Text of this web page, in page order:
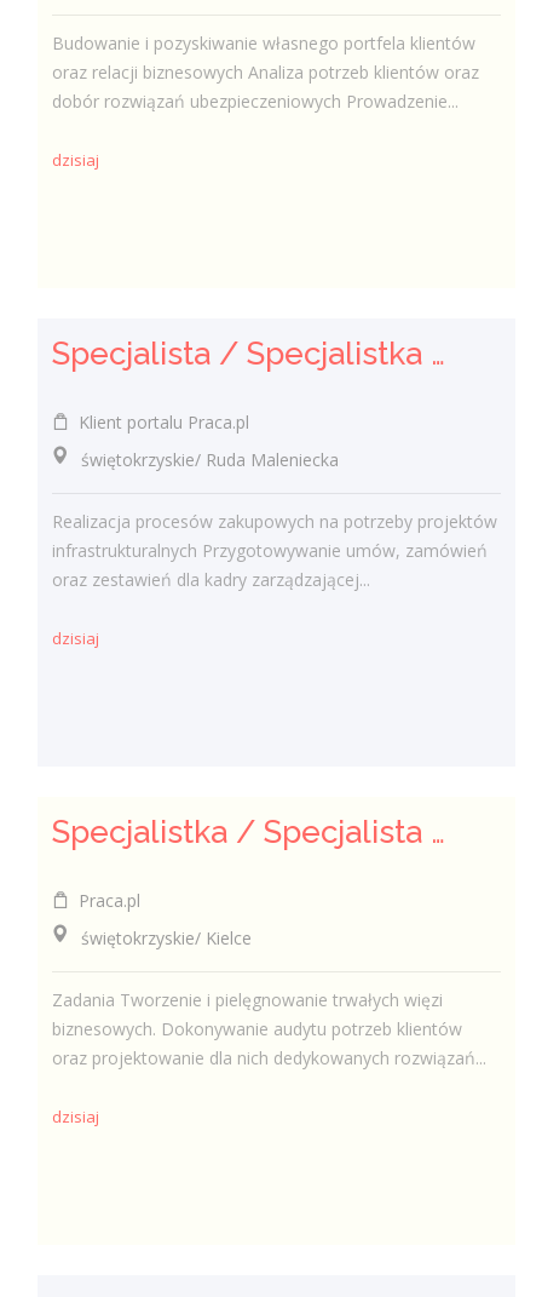
Budowanie i pozyskiwanie własnego portfela klientów
oraz relacji biznesowych Analiza potrzeb klientów oraz
dobór rozwiązań ubezpieczeniowych Prowadzenie...
dzisiaj
Specjalista / Specjalistka ds. Zakupów
Klient portalu Praca.pl
świętokrzyskie/ Ruda Maleniecka
Realizacja procesów zakupowych na potrzeby projektów
infrastrukturalnych Przygotowywanie umów, zamówień
oraz zestawień dla kadry zarządzającej...
dzisiaj
Specjalistka / Specjalista ds. Sprzedaży ubezpieczeń
Praca.pl
świętokrzyskie/ Kielce
Zadania Tworzenie i pielęgnowanie trwałych więzi
biznesowych. Dokonywanie audytu potrzeb klientów
oraz projektowanie dla nich dedykowanych rozwiązań...
dzisiaj